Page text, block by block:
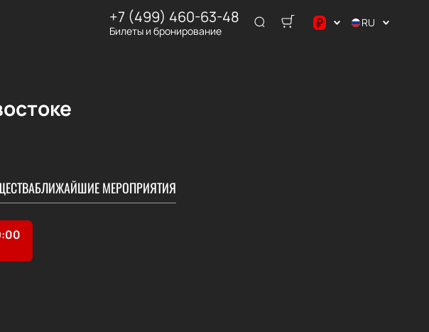
+7 (499) 460-63-48
Билеты и бронирование ₽ RU
БЛИЖАЙШИЕ МЕРОПРИЯТИЯ